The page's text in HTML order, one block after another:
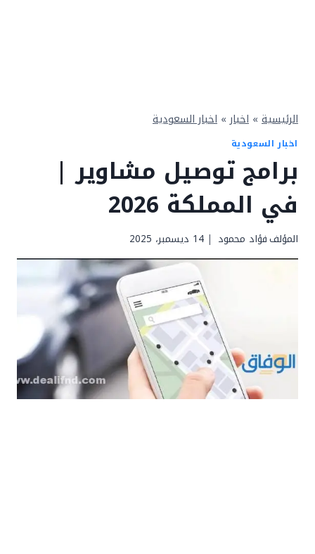
الرئيسية » اخبار » اخبار السعودية
اخبار السعودية
برامج توصيل مشاوير |
في المملكة 2026
المؤلففؤاد محمود 14 ديسمبر، 2025